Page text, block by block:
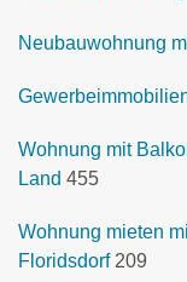
Neubauwohnung
Wohnung mit
Land 455
Wohnung mieten
Floridsdorf 209